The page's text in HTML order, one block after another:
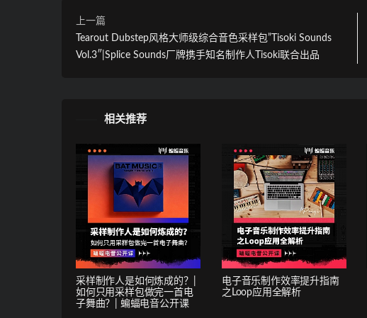
上一篇
Tearout Dubstep风格大师级综合音色采样包”Tisoki Sounds
Vol.3″|Splice Sounds厂牌携手知名制作人Tisoki联合出品
相关推荐
采样制作人是如何炼成的？|
如何只用采样包做完一首电
子舞曲？| 蝙蝠电音公开课
电子音乐制作效率提升指南
之Loop应用全解析